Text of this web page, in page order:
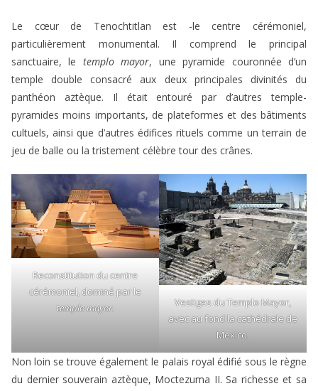
Le cœur de Tenochtitlan est -le centre cérémoniel,
particulièrement monumental. Il comprend le principal
sanctuaire, le templo mayor, une pyramide couronnée d’un
temple double consacré aux deux principales divinités du
panthéon aztèque. Il était entouré par d’autres temple-
pyramides moins importants, de plateformes et des bâtiments
cultuels, ainsi que d’autres édifices rituels comme un terrain de
jeu de balle ou la tristement célèbre tour des crânes.
Reconstitution du centre
cérémoniel, dominé par le
templo mayor.
Vestiges du Templo Mayor,
avec au fond la cathédrale de
Mexico.
Non loin se trouve également le palais royal édifié sous le règne
du dernier souverain aztèque, Moctezuma II. Sa richesse et sa